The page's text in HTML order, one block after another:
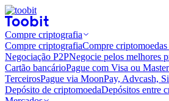
Compre criptografia
Compre criptografiaCompre
Negociação P2PNegocie pelos melhores
Cartão bancárioPague com Visa ou
TerceirosPague via MoonPay, Advcash,
Depósito de criptomoedaDepósitos entre